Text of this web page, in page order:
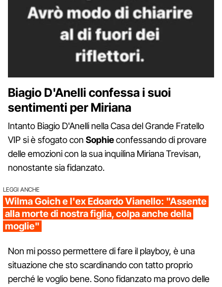
Biagio D'Anelli confessa i suoi
sentimenti per Miriana
Intanto Biagio D'Anelli nella Casa del Grande Fratello
VIP si è sfogato con Sophieconfessando di provare
delle emozioni con la sua inquilina Miriana Trevisan,
nonostante sia fidanzato.
LEGGI ANCHE
Wilma Goich e l'ex Edoardo Vianello: "Assente
alla morte di nostra figlia, colpa anche della
moglie"
Non mi posso permettere di fare il playboy, è una
situazione che sto scardinando con tatto proprio
perché le voglio bene. Sono fidanzato ma provo delle